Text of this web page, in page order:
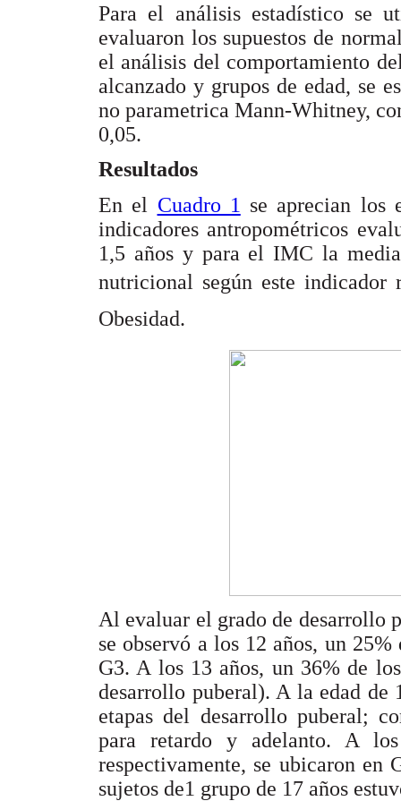
Para el análisis estadístico se
evaluaron los supuestos de
el análisis del comportamiento
alcanzado y grupos de edad, se
no parametrica Mann-Whitney,
0,05.
Resultados
En el Cuadro 1 se aprecian los
indicadores antropométricos
1,5 años y para el IMC la
nutricional según este indicador
Obesidad.
Al evaluar el grado de desarrollo
se observó a los 12 años, un
G3. A los 13 años, un 36% de
desarrollo puberal). A la edad de
etapas del desarrollo puberal;
para retardo y adelanto. A
respectivamente, se ubicaron
sujetos de1 grupo de 17 años